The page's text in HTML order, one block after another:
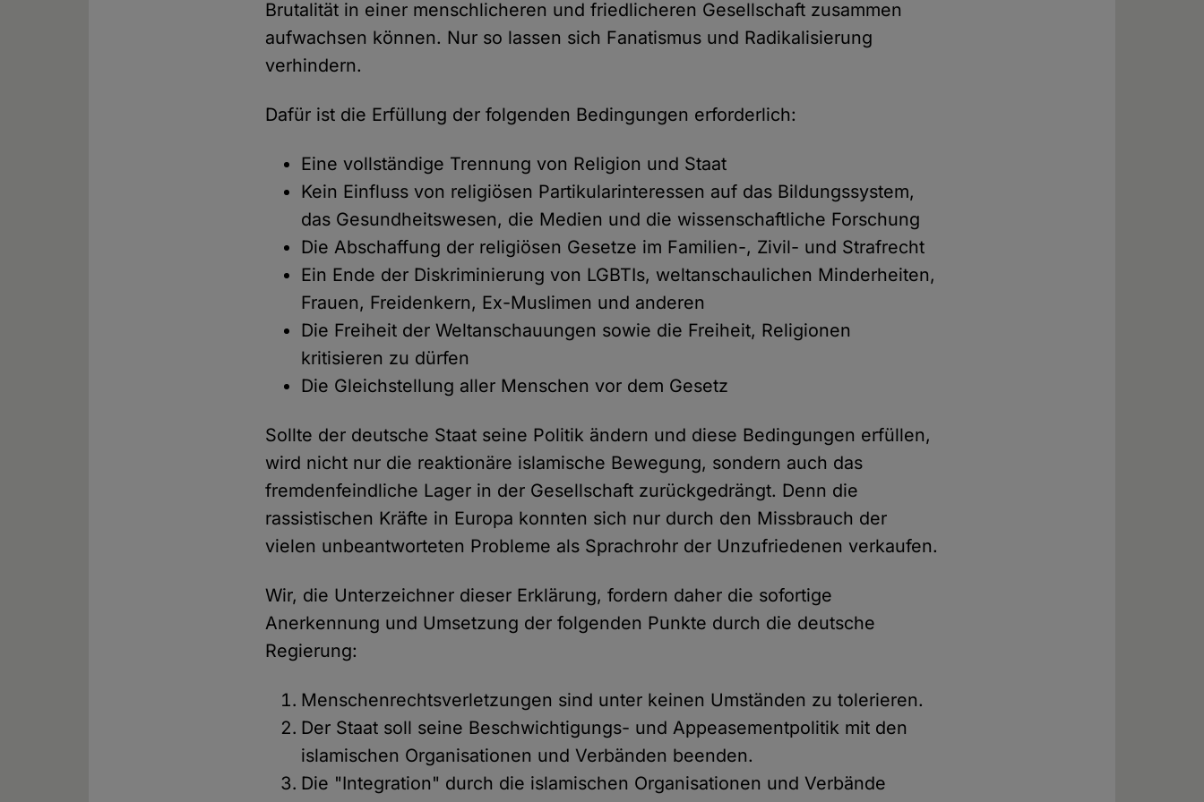
Brutalität in einer menschlicheren und friedlicheren Gesellschaft zusammen
aufwachsen können. Nur so lassen sich Fanatismus und Radikalisierung
verhindern.
Dafür ist die Erfüllung der folgenden Bedingungen erforderlich:
Eine vollständige Trennung von Religion und Staat
Kein Einfluss von religiösen Partikularinteressen auf das Bildungssystem,
das Gesundheitswesen, die Medien und die wissenschaftliche Forschung
Die Abschaffung der religiösen Gesetze im Familien-, Zivil- und Strafrecht
Ein Ende der Diskriminierung von LGBTIs, weltanschaulichen Minderheiten,
Frauen, Freidenkern, Ex-Muslimen und anderen
Die Freiheit der Weltanschauungen sowie die Freiheit, Religionen
kritisieren zu dürfen
Die Gleichstellung aller Menschen vor dem Gesetz
Sollte der deutsche Staat seine Politik ändern und diese Bedingungen erfüllen,
wird nicht nur die reaktionäre islamische Bewegung, sondern auch das
fremdenfeindliche Lager in der Gesellschaft zurückgedrängt. Denn die
rassistischen Kräfte in Europa konnten sich nur durch den Missbrauch der
vielen unbeantworteten Probleme als Sprachrohr der Unzufriedenen verkaufen.
Wir, die Unterzeichner dieser Erklärung, fordern daher die sofortige
Anerkennung und Umsetzung der folgenden Punkte durch die deutsche
Regierung:
Menschenrechtsverletzungen sind unter keinen Umständen zu tolerieren.
Der Staat soll seine Beschwichtigungs- und Appeasementpolitik mit den
islamischen Organisationen und Verbänden beenden.
Die "Integration" durch die islamischen Organisationen und Verbände